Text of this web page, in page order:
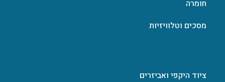
חומרה
מסכים וטלוויזיות
ציוד היקפי ואביזרים